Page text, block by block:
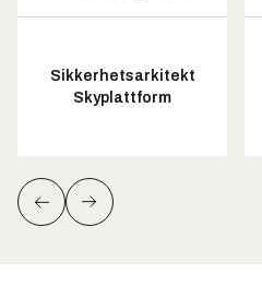
Sikkerhetsarkitekt
Skyplattform